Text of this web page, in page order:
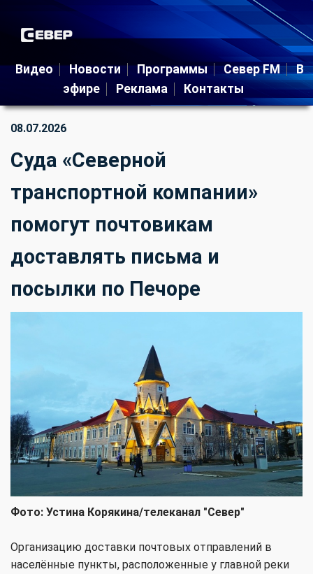
Видео Новости Программы Север FM
В
эфире
Реклама Контакты
08.07.2026
Суда «Северной
транспортной компании»
помогут почтовикам
доставлять письма и
посылки по Печоре
Фото: Устина Корякина/телеканал "Север"
Организацию доставки почтовых отправлений в
населённые пункты, расположенные у главной реки